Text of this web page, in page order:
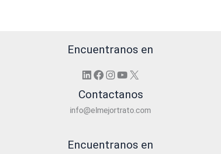
Encuentranos en
LinkedIn
Facebook
Instagram
YouTube
X
Contactanos
info@elmejortrato.com
Encuentranos en